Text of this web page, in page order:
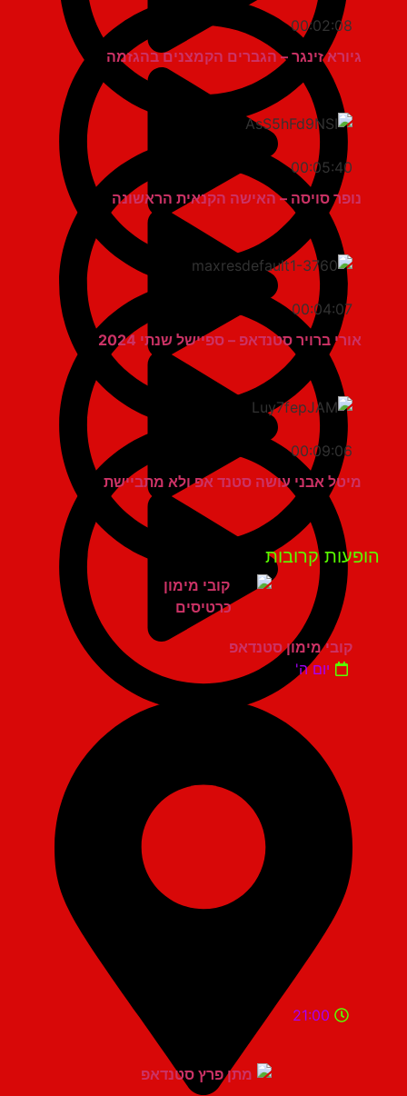
00:02:08
גיורא זינגר – הגברים הקמצנים בהגזמה
00:05:40
נופר סויסה – האישה הקנאית הראשונה
00:04:07
אורי ברויר סטנדאפ – ספיישל שנתי 2024
00:09:06
מיטל אבני עושה סטנד אפ ולא מתביישת
קרובות
קובי מימון סטנדאפ
יום ה'
21:00